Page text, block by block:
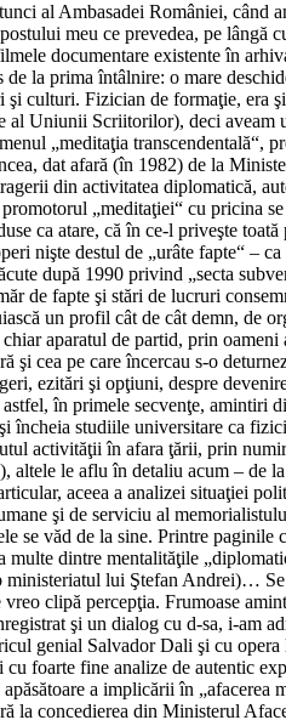
al Ambasadei României, când
meu ce prevedea, pe lângă
documentare existente în
la prima întâlnire: o mare
culturi. Fizician de formaţie, era
Uniunii Scriitorilor), deci
„meditaţia transcendentală“,
dat afară (în 1982) de la
din activitatea diplomatică,
„meditaţiei“ cu pricina
ca atare, că în ce-l priveşte
nişte destul de „urâte fapte“ –
după 1990 privind „secta
de fapte şi stări de lucruri
un profil cât de cât demn, de
aparatul de partid, prin
cea pe care încercau s-o
ezitări şi opţiuni, despre
în primele secvenţe, amintiri
încheia studiile universitare ca
activităţii în afara ţării, prin
le aflu în detaliu acum – de
aceea a analizei situaţiei
şi de serviciu al
văd de la sine. Printre paginile
dintre mentalităţile
lui Ştefan Andrei)…
clipă percepţia. Frumoase
şi un dialog cu d-sa, i-am
genial Salvador Dali şi cu
foarte fine analize de autentic
a implicării în „afacerea
la concedierea din Ministerul